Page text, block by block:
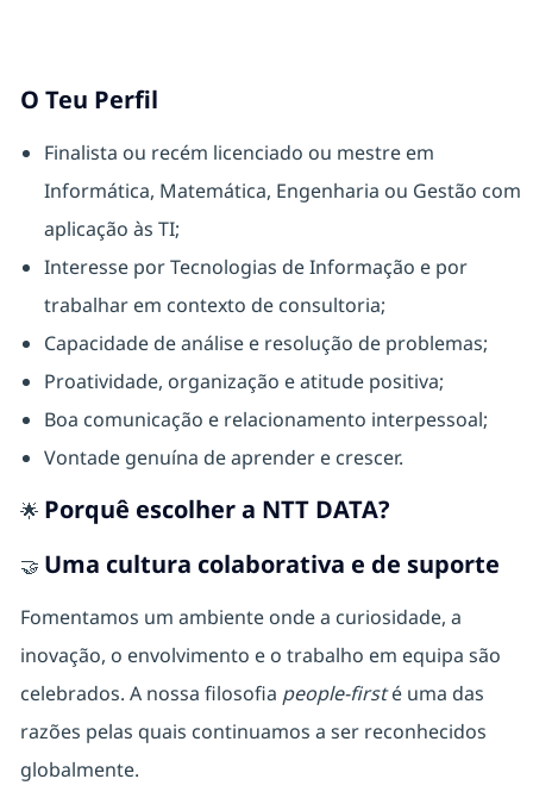
O Teu Perfil
Finalista ou recém licenciado ou mestre em
Informática, Matemática, Engenharia ou Gestão com
aplicação às TI;
Interesse por Tecnologias de Informação e por
trabalhar em contexto de consultoria;
Capacidade de análise e resolução de problemas;
Proatividade, organização e atitude positiva;
Boa comunicação e relacionamento interpessoal;
Vontade genuína de aprender e crescer.
🌟 Porquê escolher a NTT DATA?
🤝 Uma cultura colaborativa e de suporte
Fomentamos um ambiente onde a curiosidade, a
inovação, o envolvimento e o trabalho em equipa são
celebrados. A nossa filosofia people-firsté uma das
razões pelas quais continuamos a ser reconhecidos
globalmente.